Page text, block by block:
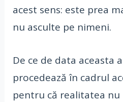
acest sens: este prea
nu asculte pe nimeni.
De ce de data aceasta
procedează în cadrul
pentru că realitatea nu